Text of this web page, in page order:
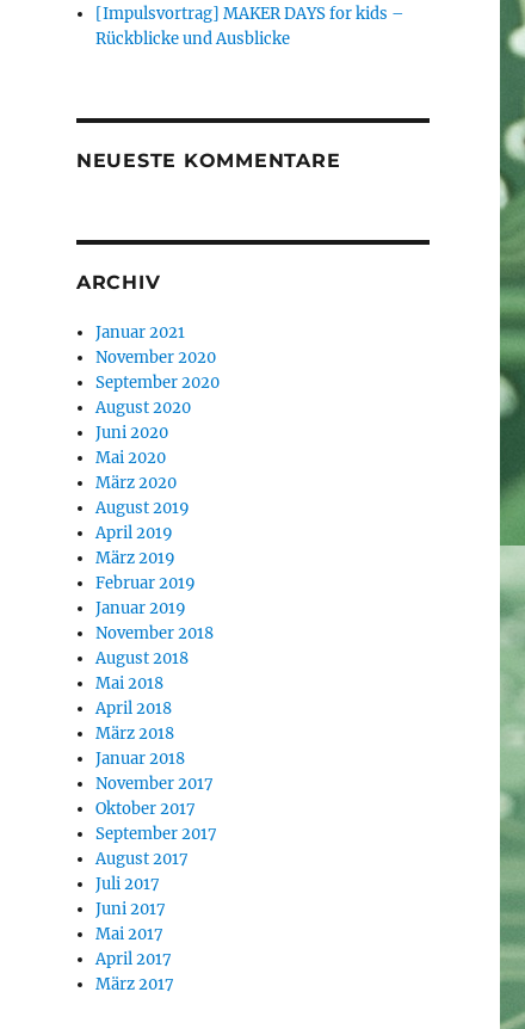
[Impulsvortrag] MAKER DAYS for kids –
Rückblicke und Ausblicke
NEUESTE KOMMENTARE
ARCHIV
Januar 2021
November 2020
September 2020
August 2020
Juni 2020
Mai 2020
März 2020
August 2019
April 2019
März 2019
Februar 2019
Januar 2019
November 2018
August 2018
Mai 2018
April 2018
März 2018
Januar 2018
November 2017
Oktober 2017
September 2017
August 2017
Juli 2017
Juni 2017
Mai 2017
April 2017
März 2017